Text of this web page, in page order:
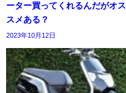
ーター買ってくれるんだがオス
スメある？
2023年10月12日